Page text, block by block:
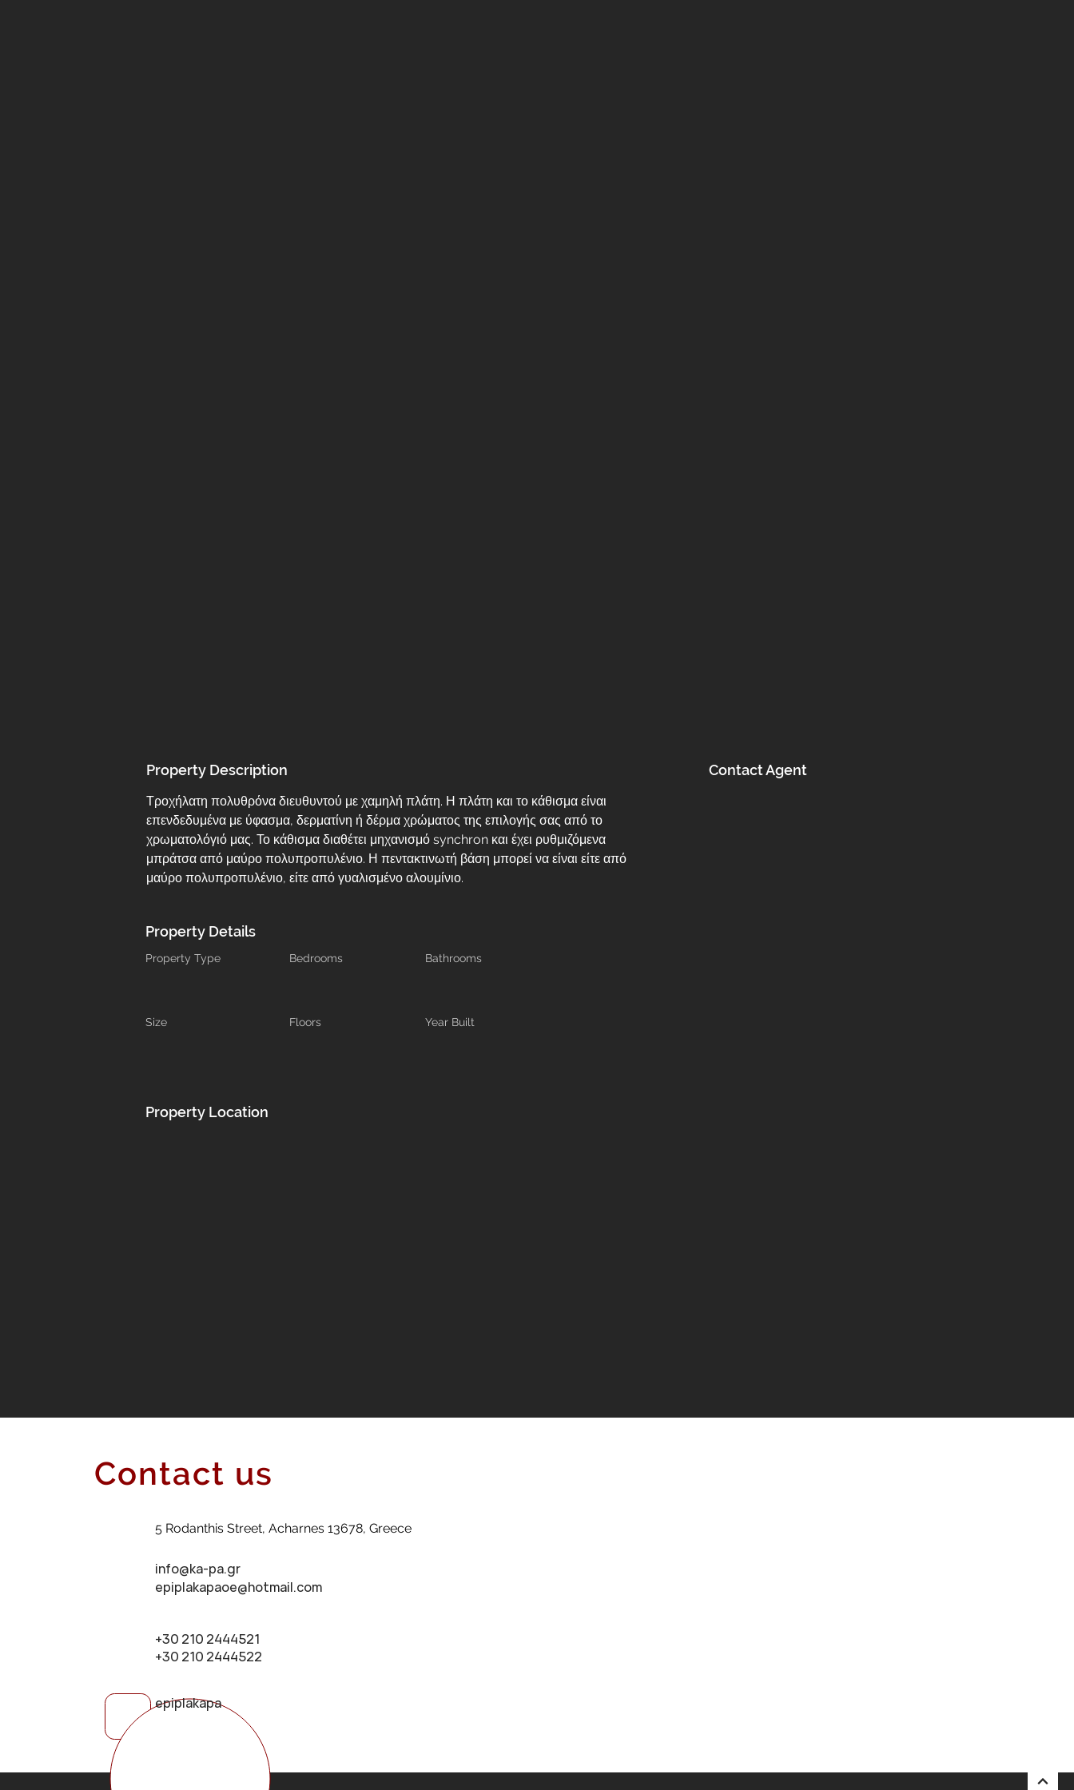
Property Description
Τροχήλατη πολυθρόνα διευθυντού με χαμηλή πλάτη. Η πλάτη και το κάθισμα είναι
επενδεδυμένα με ύφασμα, δερματίνη ή δέρμα χρώματος της επιλογής σας από το
χρωματολόγιό μας. Το κάθισμα διαθέτει μηχανισμό synchron και έχει ρυθμιζόμενα
μπράτσα από μαύρο πολυπροπυλένιο. Η πεντακτινωτή βάση μπορεί να είναι είτε από
μαύρο πολυπροπυλένιο, είτε από γυαλισμένο αλουμίνιο.
Contact Agent
Property Details
Property Type Bedrooms Bathrooms
Size Floors Year Built
Property Location
Contact us
5 Rodanthis Street, Acharnes 13678, Greece
info@ka-pa.gr
epiplakapaoe@hotmail.com
+30 210 2444521
+30 210 2444522
epiplakapa